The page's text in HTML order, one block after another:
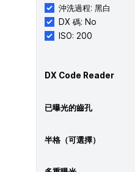
沖洗過程: 黑白
DX 碼: No
ISO: 200
DX Code Reader
已曝光的齒孔
半格（可選擇）